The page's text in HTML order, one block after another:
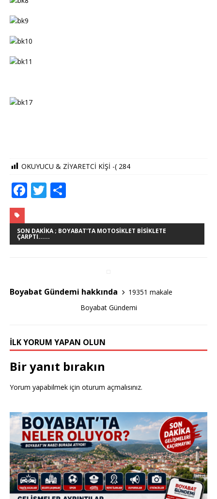
OKUYUCU & ZİYARETCİ KİŞİ -( 284
F
c
e
o
k
T
it
te
ar
e
SON DAKIKA ; BOYABAT'TA MOTOSIKLET BISIKLETE
ÇARPTI......
Boyabat Gündemi hakkında
19351 makale
Boyabat Gündemi
İLK YORUM YAPAN OLUN
Bir yanıt bırakın
Yorum yapabilmek için oturum açmalısınız.